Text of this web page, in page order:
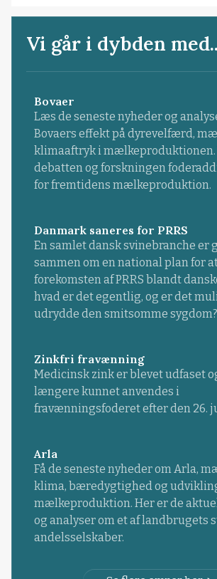
Vi går i dybden
Bovaer
Læs de seneste nyheder og
Bovaers effekt på dyrevelfærd,
klimaaftryk i mælkeproduktionen.
debatten og forskningen
for fremtidens mælkeproduktion.
Danmark saneres for PRRS
En samlet dansk svinebranche er
sammen om en national plan for
forekomsten af PRRS blandt
hvad er det egentlig, og er det
udrydde den smitsomme sygdom?
Zinkfri fravænning
Medicinsk zink er blevet udfaset
længere kunnet anvendes i
fravænningsfoderet efter den 26.
Arla
Få de seneste nyheder om Arla,
klima, bæredygtighed og
mælkeproduktion. Her er de
og analyser om et af landbrugets
andelsselskaber.